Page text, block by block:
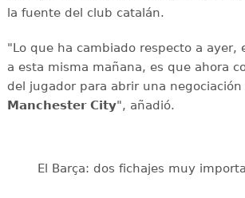
la fuente del club catalán.
"Lo que ha cambiado respecto a ayer,
a esta misma mañana, es que ahora
del jugador para abrir una negociación
Manchester City", añadió.
El Barça: dos fichajes muy